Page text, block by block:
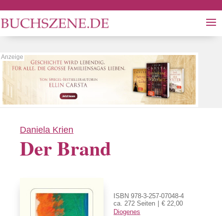
Daniela Krien
Der Brand
ISBN 978-3-257-07048-4
ca. 272 Seiten
€ 22,00
Diogenes